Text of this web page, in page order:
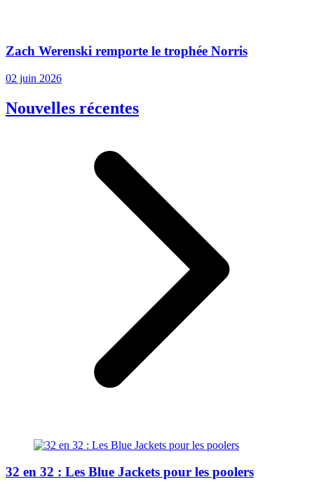
Zach Werenski remporte le trophée Norris
02 juin 2026
Nouvelles récentes
32 en 32 : Les Blue Jackets pour les poolers